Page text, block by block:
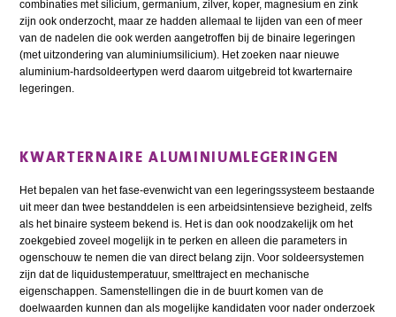
combinaties met silicium, germanium, zilver, koper, magnesium en zink
zijn ook onderzocht, maar ze hadden allemaal te lijden van een of meer
van de nadelen die ook werden aangetroffen bij de binaire legeringen
(met uitzondering van aluminiumsilicium). Het zoeken naar nieuwe
aluminium-hardsoldeertypen werd daarom uitgebreid tot kwarternaire
legeringen.
KWARTERNAIRE ALUMINIUMLEGERINGEN
Het bepalen van het fase-evenwicht van een legeringssysteem bestaande
uit meer dan twee bestanddelen is een arbeidsintensieve bezigheid, zelfs
als het binaire systeem bekend is. Het is dan ook noodzakelijk om het
zoekgebied zoveel mogelijk in te perken en alleen die parameters in
ogenschouw te nemen die van direct belang zijn. Voor soldeersystemen
zijn dat de liquidustemperatuur, smelttraject en mechanische
eigenschappen. Samenstellingen die in de buurt komen van de
doelwaarden kunnen dan als mogelijke kandidaten voor nader onderzoek